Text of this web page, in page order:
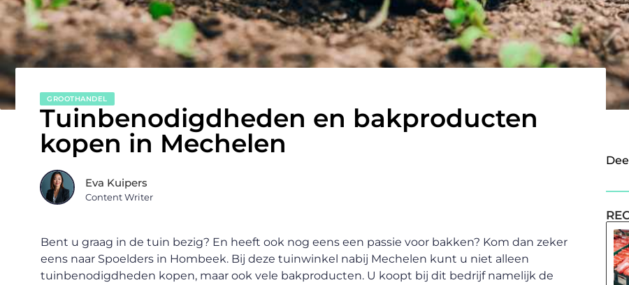
GROOTHANDEL
Tuinbenodigdheden en bakproducten
kopen in Mechelen
Eva Kuipers
Content Writer
Bent u graag in de tuin bezig? En heeft ook nog eens een passie voor bakken? Kom dan zeker
eens naar Spoelders in Hombeek. Bij deze tuinwinkel nabij Mechelen kunt u niet alleen
tuinbenodigdheden kopen, maar ook vele bakproducten. U koopt bij dit bedrijf namelijk de